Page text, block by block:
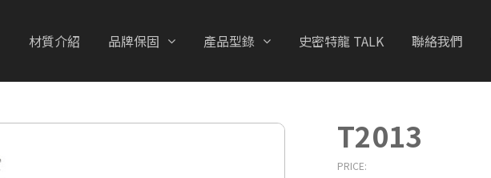
材質介紹 品牌保固 產品型錄 史密特龍 TALK 聯絡我們
T2013
PRICE: